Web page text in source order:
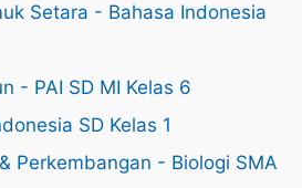
Setara - Bahasa Indonesia
- PAI SD MI Kelas 6
SD Kelas 1
Perkembangan - Biologi SMA